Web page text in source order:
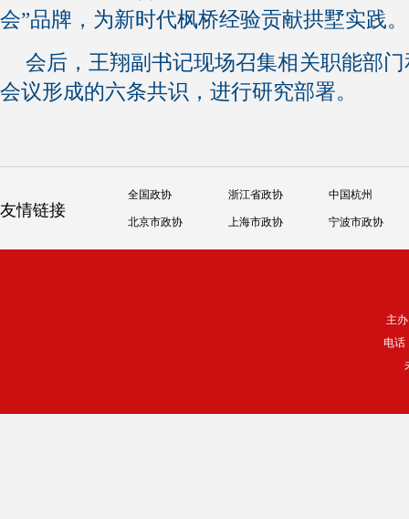
会”品牌，为新时代枫桥经验贡献拱墅实践。
会后，王翔副书记现场召集相关职能部
会议形成的六条共识，进行研究部署。